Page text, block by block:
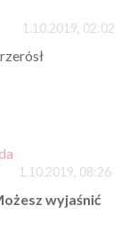
1.10.2019, 02:02
1.10.2019, 08:26
wyjaśnić